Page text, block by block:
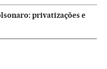
privatizações e